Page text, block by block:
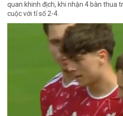
quan khinh địch, khi nhận 4 bàn thua
cuộc với tỉ số 2-4.